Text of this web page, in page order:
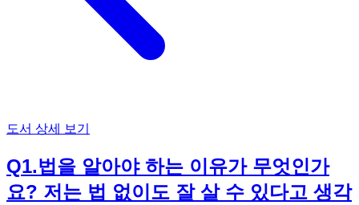
도서 상세 보기
Q1.법을 알아야 하는 이유가 무엇인가
요? 저는 법 없이도 잘 살 수 있다고 생각